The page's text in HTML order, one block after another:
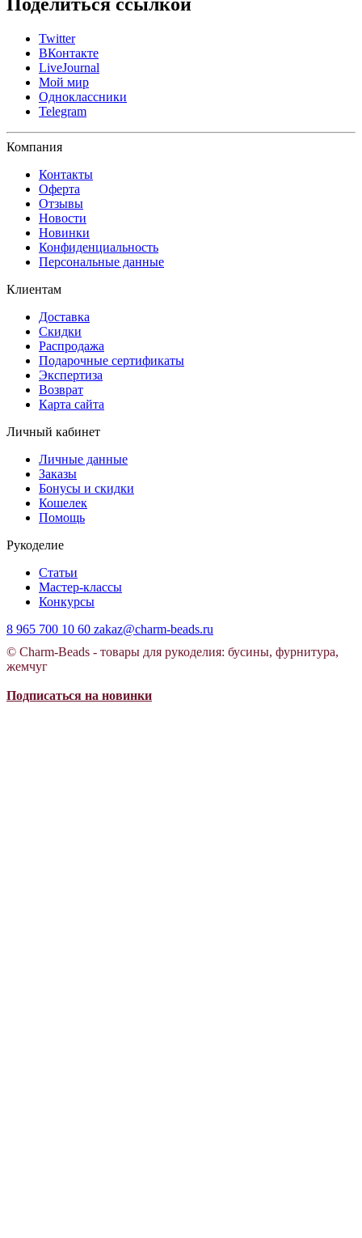
Twitter
ВКонтакте
LiveJournal
Мой мир
Одноклассники
Telegram
Компания
Контакты
Оферта
Отзывы
Новости
Новинки
Конфиденциальность
Персональные данные
Клиентам
Доставка
Скидки
Распродажа
Подарочные сертификаты
Экспертиза
Возврат
Карта сайта
Личный кабинет
Личные данные
Заказы
Бонусы и скидки
Кошелек
Помощь
Рукоделие
Статьи
Мастер-классы
Конкурсы
8 965 700 10 60 zakaz@charm-beads.ru
© Charm-Beads - товары для рукоделия: бусины, фурнитура,
жемчуг
Подписаться на новинки